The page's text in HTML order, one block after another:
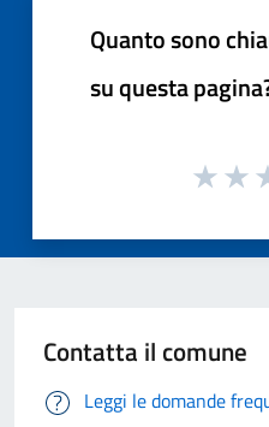
Quanto sono
su questa
Contatta il comune
Leggi le domande